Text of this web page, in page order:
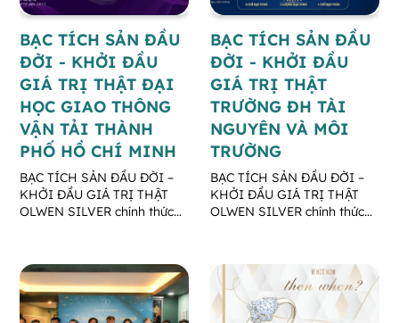
BẠC TÍCH SẢN ĐẦU
ĐỜI - KHỞI ĐẦU
GIÁ TRỊ THẬT ĐẠI
HỌC GIAO THÔNG
VẬN TẢI THÀNH
PHỐ HỒ CHÍ MINH
BẠC TÍCH SẢN ĐẦU ĐỜI –
KHỞI ĐẦU GIÁ TRỊ THẬT
OLWEN SILVER chính thức
ĐẦU GIÁ TRỊ THẬT" tại
trường ĐẠI HỌC GIAO
THÔNG VẬN TẢI THÀNH
PHỐ HỒ CHÍ MINH
BẠC TÍCH SẢN ĐẦU
ĐỜI - KHỞI ĐẦU
GIÁ TRỊ THẬT
TRƯỜNG ĐH TÀI
NGUYÊN VÀ MÔI
TRƯỜNG
BẠC TÍCH SẢN ĐẦU ĐỜI –
KHỞI ĐẦU GIÁ TRỊ THẬT
OLWEN SILVER chính thức
ĐẦU GIÁ TRỊ THẬT" tại
trường ĐH Tài nguyên và
Môi trường.